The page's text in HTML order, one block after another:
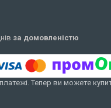
за домовленістю
Тепер ви можете